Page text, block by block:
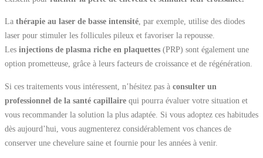
La thérapie au laser de basse intensité, par exemple, utilise des diodes
laser pour stimuler les follicules pileux et favoriser la repousse.
Les injections de plasma riche en plaquettes (PRP) sont également une
option prometteuse, grâce à leurs facteurs de croissance et de régénération.
Si ces traitements vous intéressent, n’hésitez pas à consulter un
professionnel de la santé capillaire qui pourra évaluer votre situation et
vous recommander la solution la plus adaptée. Si vous adoptez ces habitudes
dès aujourd’hui, vous augmenterez considérablement vos chances de
conserver une chevelure saine et fournie pour les années à venir.